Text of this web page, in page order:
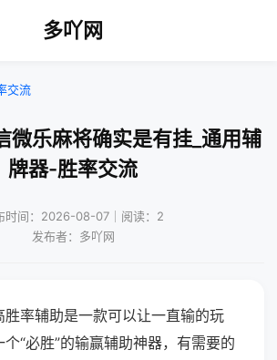
多吖网
交流
微乐麻将确实是有挂_通用辅
牌器-胜率交流
时间：2026-08-07｜阅读：2
发布者：多吖网
胜率辅助是一款可以让一直输的玩
“必胜”的输赢辅助神器，有需要的